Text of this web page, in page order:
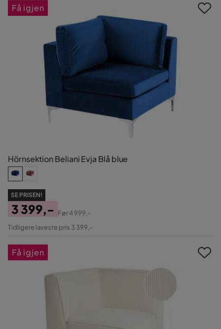
Hörnsektion Beliani Evja Blå blue
SE PRISEN!
Pris
3 399,-
Original
Før4 999,-
Tidligere laveste pris 3 399,-
Få igjen
Få igjen